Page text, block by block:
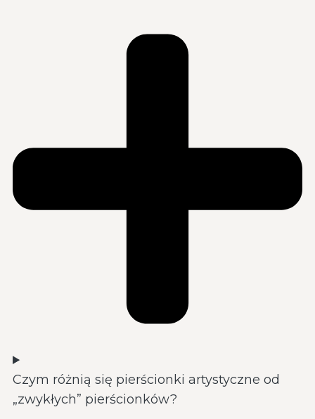
Czym różnią się pierścionki artystyczne od
„zwykłych” pierścionków?